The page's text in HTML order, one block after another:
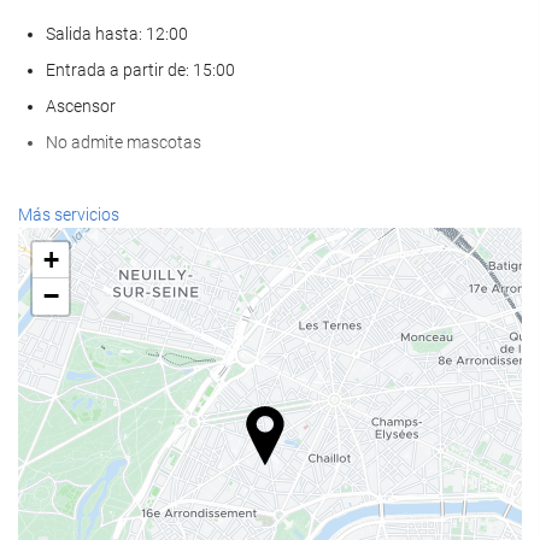
Salida hasta: 12:00
Entrada a partir de: 15:00
Ascensor
No admite mascotas
Servicios de recepción
Recepción 24 horas
Guardaequipaje
Comida y bebida
Restaurante a la carta
Instalaciones de negocios
Más servicios
+
−